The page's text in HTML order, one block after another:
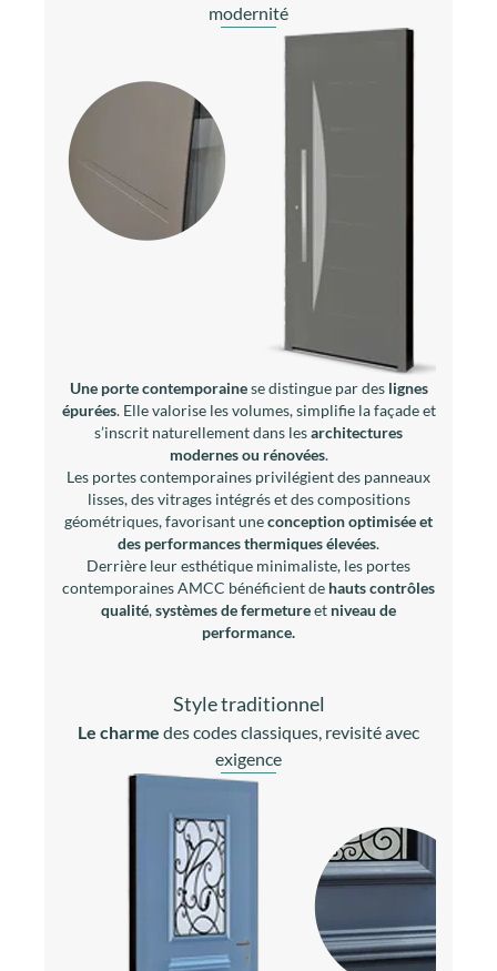
modernité
Une porte contemporainese distingue par des lignes
épurées. Elle valorise les volumes, simplifie la façade et
s’inscrit naturellement dans lesarchitectures
modernes ou rénovées.
Les portes contemporaines privilégient des panneaux
lisses, des vitrages intégrés et des compositions
géométriques, favorisant uneconception optimisée et
des performances thermiques élevées.
Derrière leur esthétique minimaliste, les portes
contemporaines AMCC bénéficient de hauts contrôles
qualité,systèmes de fermetureet niveau de
performance.
Style traditionnel
Le charme des codes classiques, revisité avec
exigence